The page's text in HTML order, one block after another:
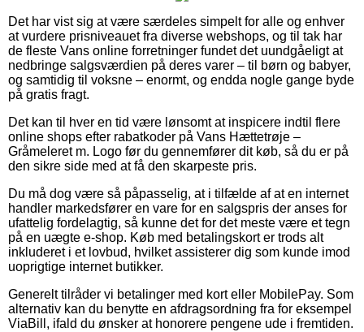
Det har vist sig at være særdeles simpelt for alle og enhver
at vurdere prisniveauet fra diverse webshops, og til tak har
de fleste Vans online forretninger fundet det uundgåeligt at
nedbringe salgsværdien på deres varer – til børn og babyer,
og samtidig til voksne – enormt, og endda nogle gange byde
på gratis fragt.
Det kan til hver en tid være lønsomt at inspicere indtil flere
online shops efter rabatkoder på Vans Hættetrøje –
Gråmeleret m. Logo før du gennemfører dit køb, så du er på
den sikre side med at få den skarpeste pris.
Du må dog være så påpasselig, at i tilfælde af at en internet
handler markedsfører en vare for en salgspris der anses for
ufattelig fordelagtig, så kunne det for det meste være et tegn
på en uægte e-shop. Køb med betalingskort er trods alt
inkluderet i et lovbud, hvilket assisterer dig som kunde imod
uoprigtige internet butikker.
Generelt tilråder vi betalinger med kort eller MobilePay. Som
alternativ kan du benytte en afdragsordning fra for eksempel
ViaBill, ifald du ønsker at honorere pengene ude i fremtiden.